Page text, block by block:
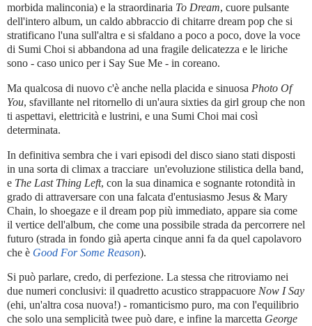
morbida malinconia) e la straordinaria To Dream, cuore pulsante
dell'intero album, un caldo abbraccio di chitarre dream pop che si
stratificano l'una sull'altra e si sfaldano a poco a poco, dove la voce
di Sumi Choi si abbandona ad una fragile delicatezza e le liriche
sono - caso unico per i Say Sue Me - in coreano.
Ma qualcosa di nuovo c'è anche nella placida e sinuosa Photo Of
You, sfavillante nel ritornello di un'aura sixties da girl group che non
ti aspettavi, elettricità e lustrini, e una Sumi Choi mai così
determinata.
In definitiva sembra che i vari episodi del disco siano stati disposti
in una sorta di climax a tracciare un'evoluzione stilistica della band,
e The Last Thing Left, con la sua dinamica e sognante rotondità in
grado di attraversare con una falcata d'entusiasmo Jesus & Mary
Chain, lo shoegaze e il dream pop più immediato, appare sia come
il vertice dell'album, che come una possibile strada da percorrere nel
futuro (strada in fondo già aperta cinque anni fa da quel capolavoro
che è Good For Some Reason).
Si può parlare, credo, di perfezione. La stessa che ritroviamo nei
due numeri conclusivi: il quadretto acustico strappacuore Now I Say
(ehi, un'altra cosa nuova!) - romanticismo puro, ma con l'equilibrio
che solo una semplicità twee può dare, e infine la marcetta George